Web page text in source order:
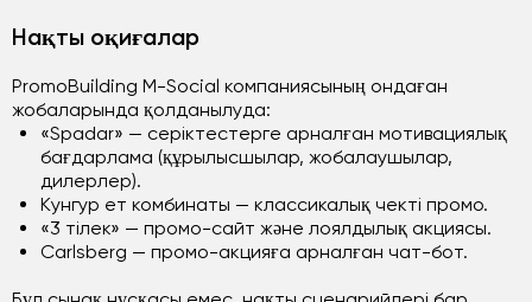
Нақты оқиғалар
PromoBuilding M-Social компаниясының ондаған
жобаларында қолданылуда:
«Spadar» — серіктестерге арналған мотивациялық
бағдарлама (құрылысшылар, жобалаушылар,
дилерлер).
Кунгур ет комбинаты — классикалық чекті промо.
«3 тілек» — промо-сайт және лоялдылық акциясы.
Carlsberg — промо-акцияға арналған чат-бот.